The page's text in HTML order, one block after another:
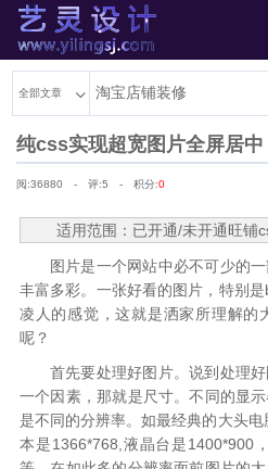
艺灵设计
全部文章
纯css实现超宽图片全屏居中
阅:36880 - 评:5 - 积分:0
适用范围：已开通/未开通旺铺
图片是一个网站中必不可少的
丰富多彩。一张好看的图片，特别
凌人的感觉，这就是洒家所理解的
呢？
首先要处理好图片。说到处理
一个因素，那就是尺寸。不同的显
是不同的分辨率。如最经典的大头
本是1366*768,液晶台是1400*900